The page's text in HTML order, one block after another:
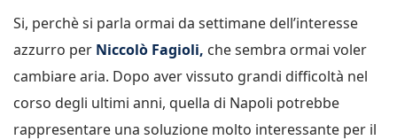
Si, perchè si parla ormai da settimane dell’interesse
azzurro per Niccolò Fagioli, che sembra ormai voler
cambiare aria. Dopo aver vissuto grandi difficoltà nel
corso degli ultimi anni, quella di Napoli potrebbe
rappresentare una soluzione molto interessante per il